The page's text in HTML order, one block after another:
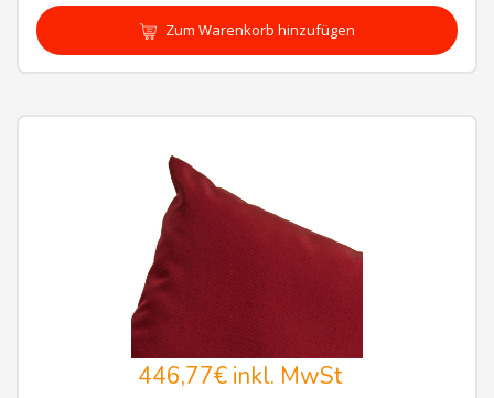
Zum Warenkorb hinzufügen
446,77€inkl. MwSt